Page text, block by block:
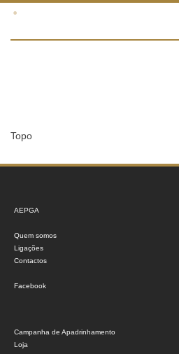
•
Topo
AEPGA
Quem somos
Ligações
Contactos
Facebook
Campanha de Apadrinhamento
Loja